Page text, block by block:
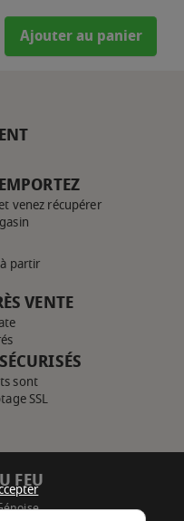
Ajouter au panier
venez récupérer
partir
VENTE
sont
SSL
FEU